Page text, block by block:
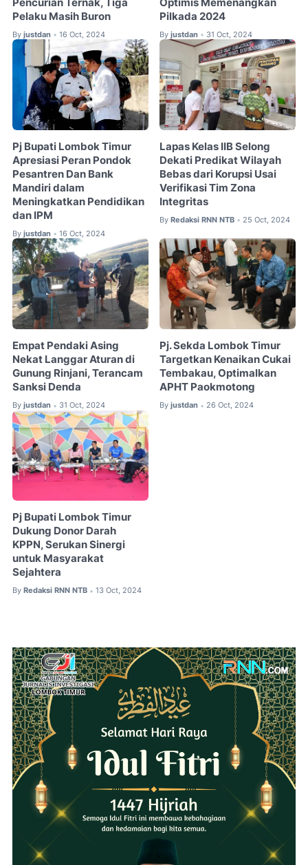
Pelaku Masih Buron
By justdan • 16 Oct, 2024
Pilkada 2024
By justdan • 31 Oct, 2024
Pj Bupati Lombok Timur
Apresiasi Peran Pondok
Pesantren Dan Bank
Mandiri dalam
Meningkatkan Pendidikan
dan IPM
By justdan • 16 Oct, 2024
Lapas Kelas IIB Selong
Dekati Predikat Wilayah
Bebas dari Korupsi Usai
Verifikasi Tim Zona
Integritas
By Redaksi RNN NTB • 25 Oct, 2024
Empat Pendaki Asing
Nekat Langgar Aturan di
Gunung Rinjani, Terancam
Sanksi Denda
By justdan • 31 Oct, 2024
Pj. Sekda Lombok Timur
Targetkan Kenaikan Cukai
Tembakau, Optimalkan
APHT Paokmotong
By justdan • 26 Oct, 2024
Pj Bupati Lombok Timur
Dukung Donor Darah
KPPN, Serukan Sinergi
untuk Masyarakat
Sejahtera
By Redaksi RNN NTB • 13 Oct, 2024